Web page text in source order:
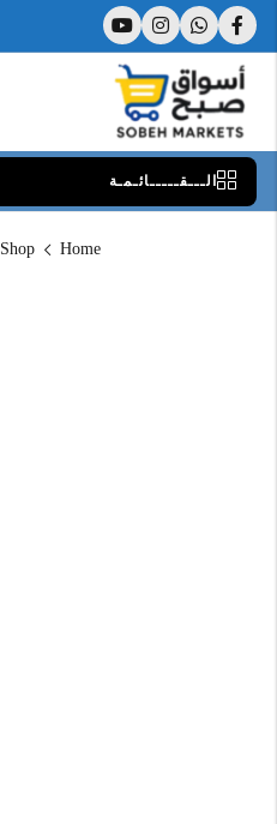
الـــقـــــائـمـة
Home
Shop